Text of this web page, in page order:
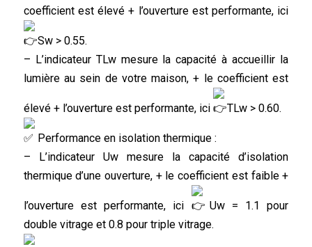
coefficient est élevé + l’ouverture est performante, ici
Sw > 0.55.
– L’indicateur TLw mesure la capacité à accueillir la
lumière au sein de votre maison, + le coefficient est
élevé + l’ouverture est performante, ici TLw > 0.60.
Performance en isolation thermique :
– L’indicateur Uw mesure la capacité d’isolation
thermique d’une ouverture, + le coefficient est faible +
l’ouverture est performante, ici
Uw = 1.1 pour
double vitrage et 0.8 pour triple vitrage.